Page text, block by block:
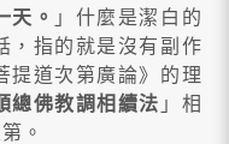
天。 」什麼是潔白的
，指的就是沒有副作
提道次第廣論》的理
總佛教調相續法 」相
。